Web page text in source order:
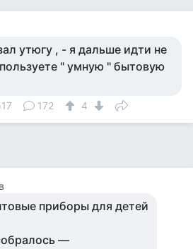
утюгу , - я дальше идти не
" умную " бытовую
172 4
приборы для детей
—